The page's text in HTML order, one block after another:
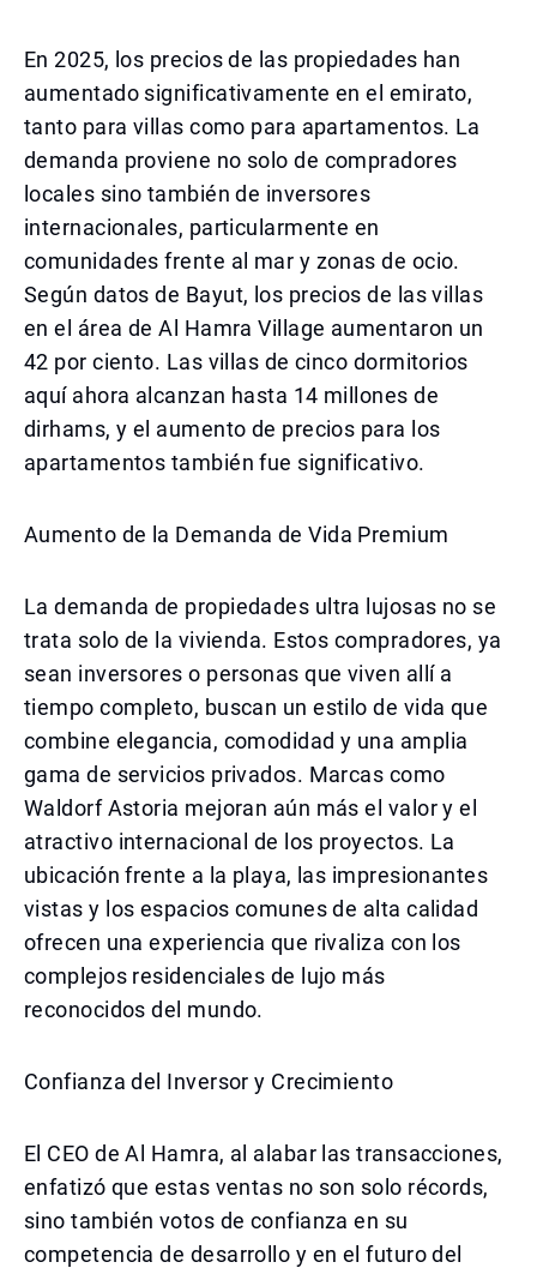
En 2025, los precios de las propiedades han
aumentado significativamente en el emirato,
tanto para villas como para apartamentos. La
demanda proviene no solo de compradores
locales sino también de inversores
internacionales, particularmente en
comunidades frente al mar y zonas de ocio.
Según datos de Bayut, los precios de las villas
en el área de Al Hamra Village aumentaron un
42 por ciento. Las villas de cinco dormitorios
aquí ahora alcanzan hasta 14 millones de
dirhams, y el aumento de precios para los
apartamentos también fue significativo.
Aumento de la Demanda de Vida Premium
La demanda de propiedades ultra lujosas no se
trata solo de la vivienda. Estos compradores, ya
sean inversores o personas que viven allí a
tiempo completo, buscan un estilo de vida que
combine elegancia, comodidad y una amplia
gama de servicios privados. Marcas como
Waldorf Astoria mejoran aún más el valor y el
atractivo internacional de los proyectos. La
ubicación frente a la playa, las impresionantes
vistas y los espacios comunes de alta calidad
ofrecen una experiencia que rivaliza con los
complejos residenciales de lujo más
reconocidos del mundo.
Confianza del Inversor y Crecimiento
El CEO de Al Hamra, al alabar las transacciones,
enfatizó que estas ventas no son solo récords,
sino también votos de confianza en su
competencia de desarrollo y en el futuro del